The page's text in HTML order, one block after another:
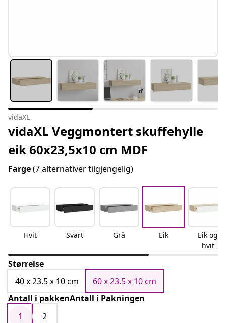
vidaXL
vidaXL Veggmontert skuffehylle
eik 60x23,5x10 cm MDF
Farge(7 alternativer tilgjengelig)
Hvit Svart Grå Eik
Eik og
hvit
Størrelse
40 x 23.5 x 10 cm
60 x 23.5 x 10 cm
Antall i pakkenAntall i Pakningen
1
2